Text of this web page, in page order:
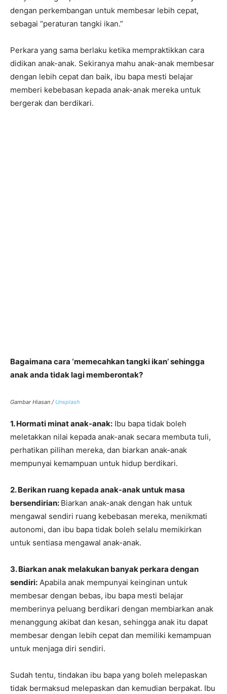
dengan perkembangan untuk membesar lebih cepat,
sebagai “peraturan tangki ikan.”
Perkara yang sama berlaku ketika mempraktikkan cara
didikan anak-anak. Sekiranya mahu anak-anak membesar
dengan lebih cepat dan baik, ibu bapa mesti belajar
memberi kebebasan kepada anak-anak mereka untuk
bergerak dan berdikari.
Bagaimana cara ‘memecahkan tangki ikan’ sehingga
anak anda tidak lagi memberontak?
Gambar Hiasan / Unsplash
1. Hormati minat anak-anak: Ibu bapa tidak boleh
meletakkan nilai kepada anak-anak secara membuta tuli,
perhatikan pilihan mereka, dan biarkan anak-anak
mempunyai kemampuan untuk hidup berdikari.
2. Berikan ruang kepada anak-anak untuk masa
bersendirian: Biarkan anak-anak dengan hak untuk
mengawal sendiri ruang kebebasan mereka, menikmati
autonomi, dan ibu bapa tidak boleh selalu memikirkan
untuk sentiasa mengawal anak-anak.
3. Biarkan anak melakukan banyak perkara dengan
sendiri: Apabila anak mempunyai keinginan untuk
membesar dengan bebas, ibu bapa mesti belajar
memberinya peluang berdikari dengan membiarkan anak
menanggung akibat dan kesan, sehingga anak itu dapat
membesar dengan lebih cepat dan memiliki kemampuan
untuk menjaga diri sendiri.
Sudah tentu, tindakan ibu bapa yang boleh melepaskan
tidak bermaksud melepaskan dan kemudian berpakat. Ibu